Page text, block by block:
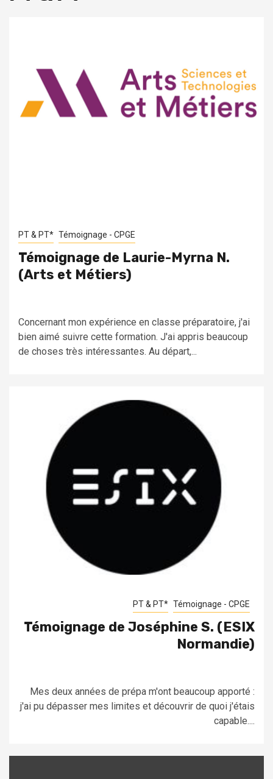
PT & PT* Témoignage - CPGE
Témoignage de Laurie-Myrna N.
(Arts et Métiers)
Concernant mon expérience en classe préparatoire, j'ai
bien aimé suivre cette formation. J'ai appris beaucoup
de choses très intéressantes. Au départ,...
PT & PT* Témoignage - CPGE
Témoignage de Joséphine S. (ESIX
Normandie)
Mes deux années de prépa m'ont beaucoup apporté :
j'ai pu dépasser mes limites et découvrir de quoi j'étais
capable....